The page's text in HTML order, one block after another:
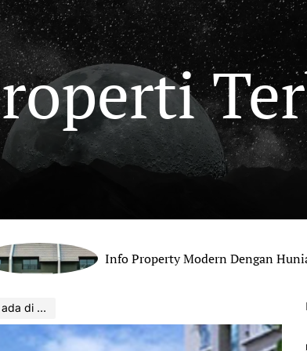
Info Property Modern Dengan Hunian